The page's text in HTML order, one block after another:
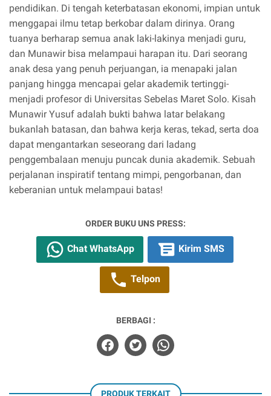
pendidikan. Di tengah keterbatasan ekonomi, impian untuk
menggapai ilmu tetap berkobar dalam dirinya. Orang
tuanya berharap semua anak laki-lakinya menjadi guru,
dan Munawir bisa melampaui harapan itu. Dari seorang
anak desa yang penuh perjuangan, ia menapaki jalan
panjang hingga mencapai gelar akademik tertinggi-
menjadi profesor di Universitas Sebelas Maret Solo. Kisah
Munawir Yusuf adalah bukti bahwa latar belakang
bukanlah batasan, dan bahwa kerja keras, tekad, serta doa
dapat mengantarkan seseorang dari ladang
penggembalaan menuju puncak dunia akademik. Sebuah
perjalanan inspiratif tentang mimpi, pengorbanan, dan
keberanian untuk melampaui batas!
ORDER BUKU UNS PRESS:
Chat WhatsApp Kirim SMS
Telpon
BERBAGI :
PRODUK TERKAIT